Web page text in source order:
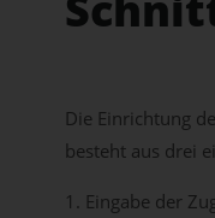
Die Einrichtung
besteht aus drei
Eingabe der